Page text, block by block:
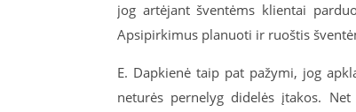
jog artėjant šventėms klientai
Apsipirkimus planuoti ir ruoštis
E. Dapkienė taip pat pažymi, jog
neturės pernelyg didelės įtakos.